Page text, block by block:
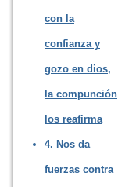
con la
confianza y
gozo en dios,
la compunción
los reafirma
4. Nos da
fuerzas contra